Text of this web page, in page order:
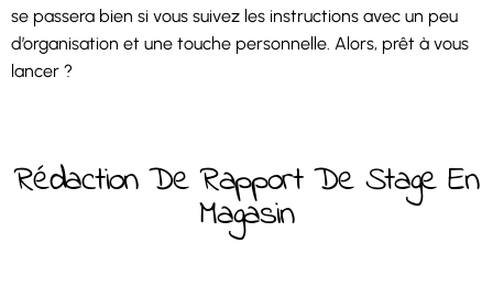
se passera bien si vous suivez les instructions avec un peu
d’organisation et une touche personnelle. Alors, prêt à vous
lancer ?
Rédaction De Rapport De Stage En
Magasin